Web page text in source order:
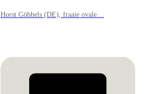
Horst Göbbels (DE), fraaie ovale…